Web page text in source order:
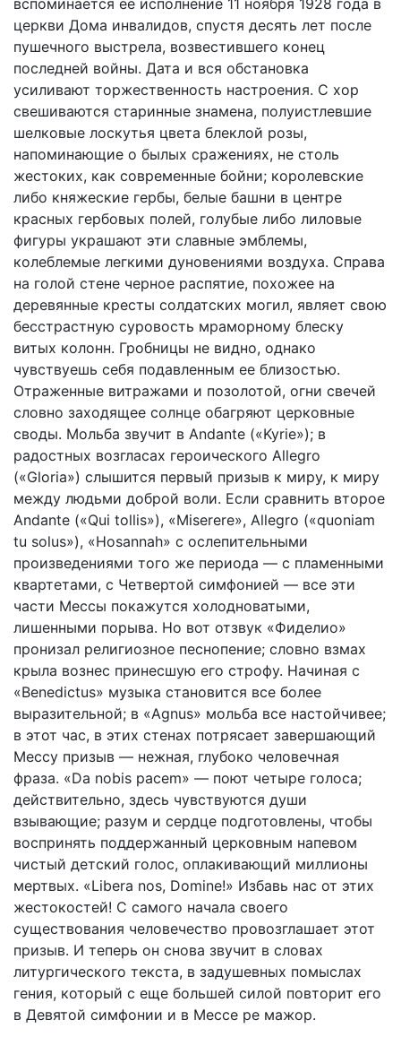
вспоминается ее исполнение 11 ноября 1928 года в
церкви Дома инвалидов, спустя десять лет после
пушечного выстрела, возвестившего конец
последней войны. Дата и вся обстановка
усиливают торжественность настроения. С хор
свешиваются старинные знамена, полуистлевшие
шелковые лоскутья цвета блеклой розы,
напоминающие о былых сражениях, не столь
жестоких, как современные бойни; королевские
либо княжеские гербы, белые башни в центре
красных гербовых полей, голубые либо лиловые
фигуры украшают эти славные эмблемы,
колеблемые легкими дуновениями воздуха. Справа
на голой стене черное распятие, похожее на
деревянные кресты солдатских могил, являет свою
бесстрастную суровость мраморному блеску
витых колонн. Гробницы не видно, однако
чувствуешь себя подавленным ее близостью.
Отраженные витражами и позолотой, огни свечей
словно заходящее солнце обагряют церковные
своды. Мольба звучит в Andante («Kyrie»); в
радостных возгласах героического Allegro
(«Gloria») слышится первый призыв к миру, к миру
между людьми доброй воли. Если сравнить второе
Andante («Qui tollis»), «Miserere», Allegro («quoniam
tu solus»), «Hosannah» с ослепительными
произведениями того же периода — с пламенными
квартетами, с Четвертой симфонией — все эти
части Мессы покажутся холодноватыми,
лишенными порыва. Но вот отзвук «Фиделио»
пронизал религиозное песнопение; словно взмах
крыла вознес принесшую его строфу. Начиная с
«Benedictus» музыка становится все более
выразительной; в «Agnus» мольба все настойчивее;
в этот час, в этих стенах потрясает завершающий
Мессу призыв — нежная, глубоко человечная
фраза. «Da nobis pacem» — поют четыре голоса;
действительно, здесь чувствуются души
взывающие; разум и сердце подготовлены, чтобы
воспринять поддержанный церковным напевом
чистый детский голос, оплакивающий миллионы
мертвых. «Libera nos, Domine!» Избавь нас от этих
жестокостей! С самого начала своего
существования человечество провозглашает этот
призыв. И теперь он снова звучит в словах
литургического текста, в задушевных помыслах
гения, который с еще большей силой повторит его
в Девятой симфонии и в Мессе ре мажор.